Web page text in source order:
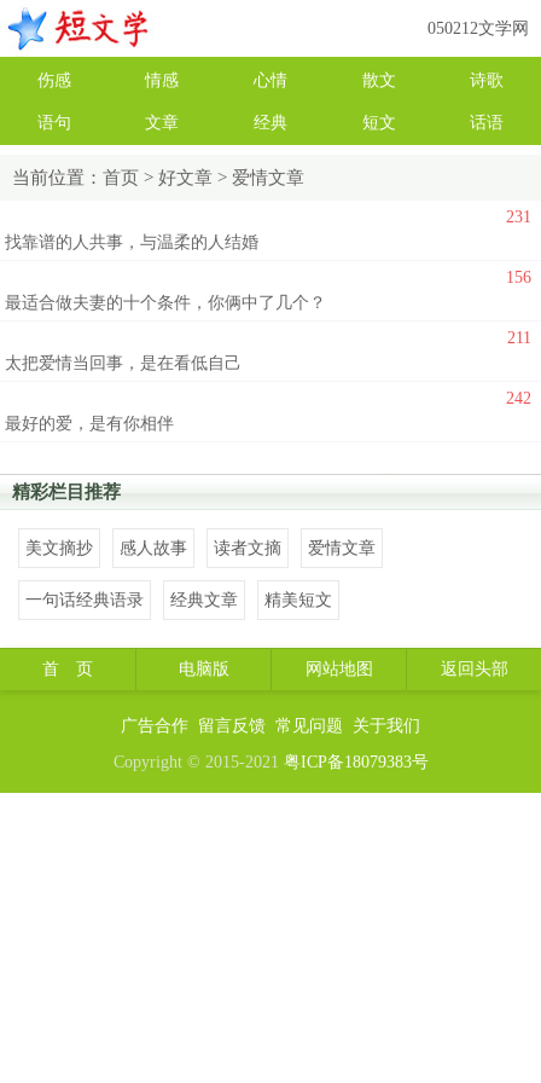
050212文学网
伤感 情感 心情 散文 诗歌
语句 文章 经典 短文 话语
当前位置： 首页 > 好文章 > 爱情文章
231
找靠谱的人共事，与温柔的人结婚
156
最适合做夫妻的十个条件，你俩中了几个？
211
太把爱情当回事，是在看低自己
242
最好的爱，是有你相伴
精彩栏目推荐
美文摘抄 感人故事 读者文摘 爱情文章
一句话经典语录 经典文章 精美短文
首 页 电脑版 网站地图 返回头部
广告合作 留言反馈 常见问题
关于我们
Copyright © 2015-2021 粤ICP备18079383号